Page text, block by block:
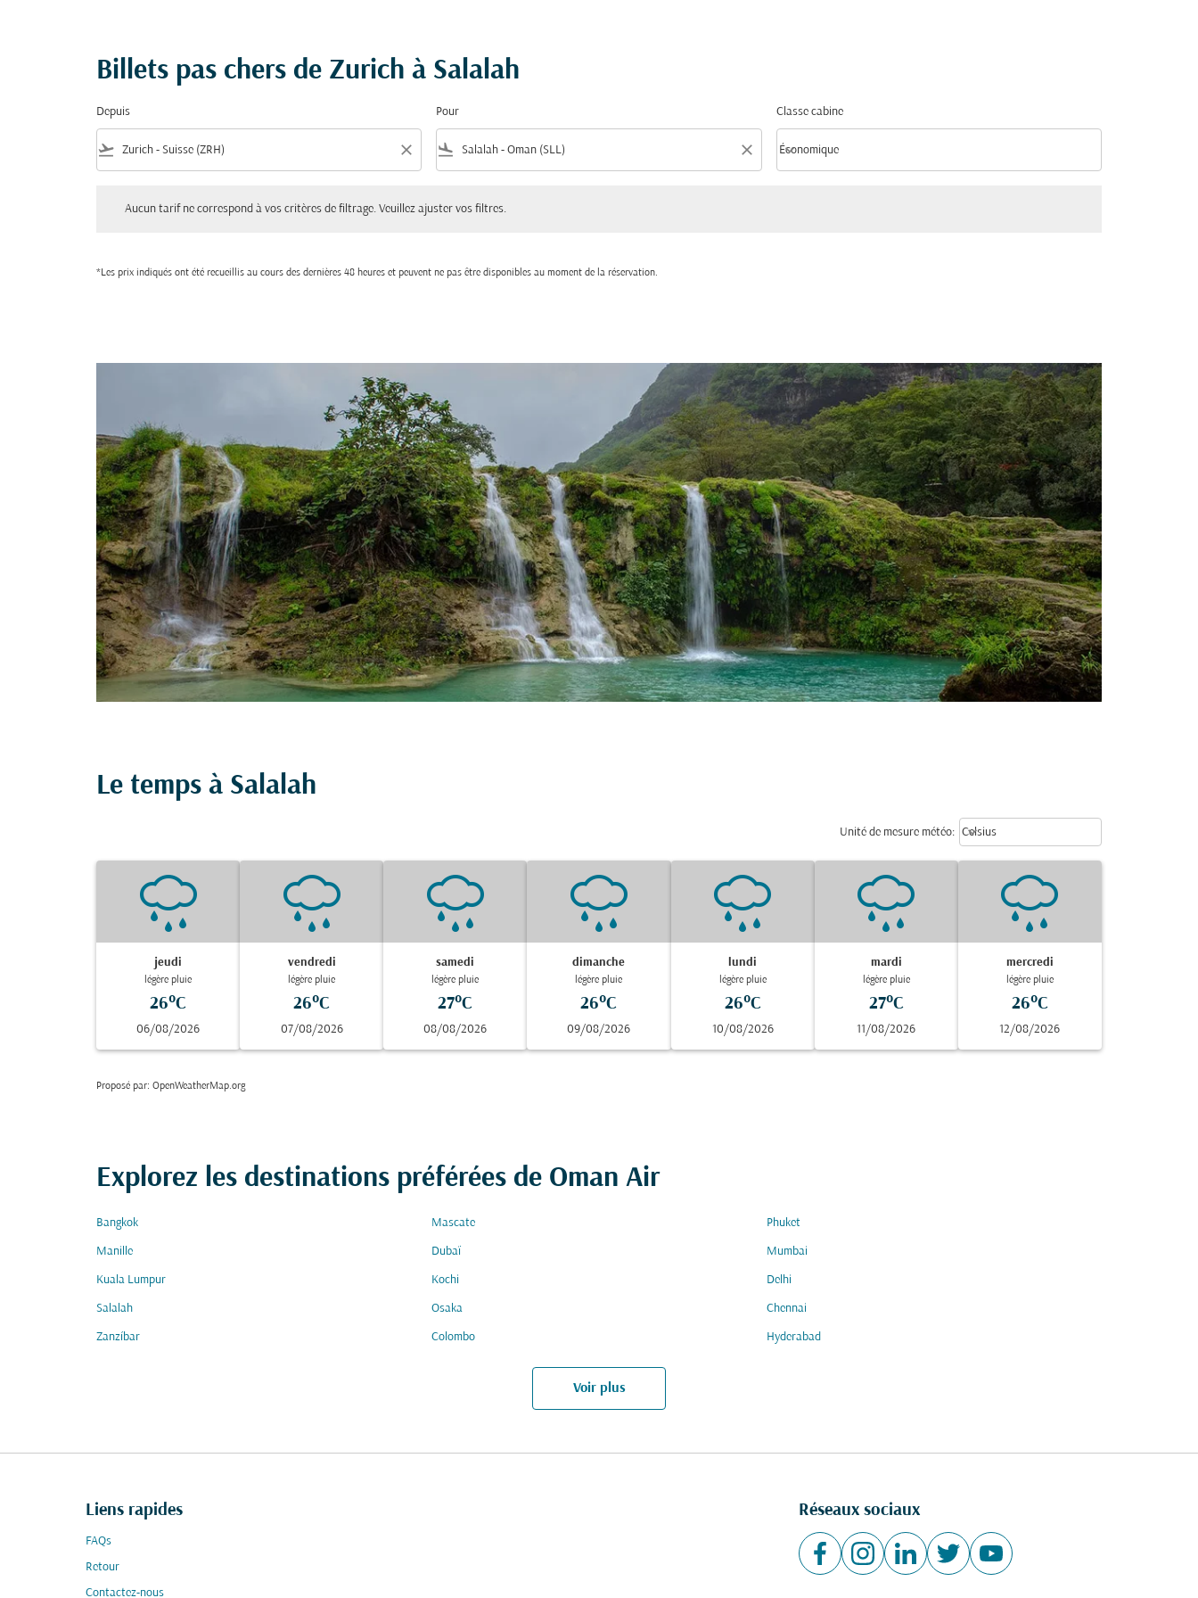
Billets pas chers de Zurich à Salalah
Depuis
flight_takeoff close
Pour
flight_land close
Classe cabine
Classe cabine option Économique Selected
Économique
keyboard_arrow_down
Aucun tarif ne correspond à vos critères de filtrage. Veuillez ajuster vos filtres.
*Les prix indiqués ont été recueillis au cours des dernières 48 heures et peuvent ne pas être disponibles au moment de la réservation.
Le temps à Salalah
Unité de mesure météo: Weather unit option Celsius
Celsius
keyboard_arrow_down
jeudi
légère pluie
26°C
06/08/2026
vendredi
légère pluie
26°C
07/08/2026
samedi
légère pluie
27°C
08/08/2026
dimanche
légère pluie
26°C
09/08/2026
lundi
légère pluie
26°C
10/08/2026
mardi
légère pluie
27°C
11/08/2026
mercredi
légère pluie
26°C
12/08/2026
Proposé par: OpenWeatherMap.org
Explorez les destinations préférées de Oman Air
Bangkok Mascate Phuket
Manille Dubaï Mumbai
Kuala Lumpur Kochi Delhi
Salalah Osaka Chennai
Zanzíbar Colombo Hyderabad
Voir plus
Liens rapides
FAQs
Retour
Contactez-nous
Réseaux sociaux